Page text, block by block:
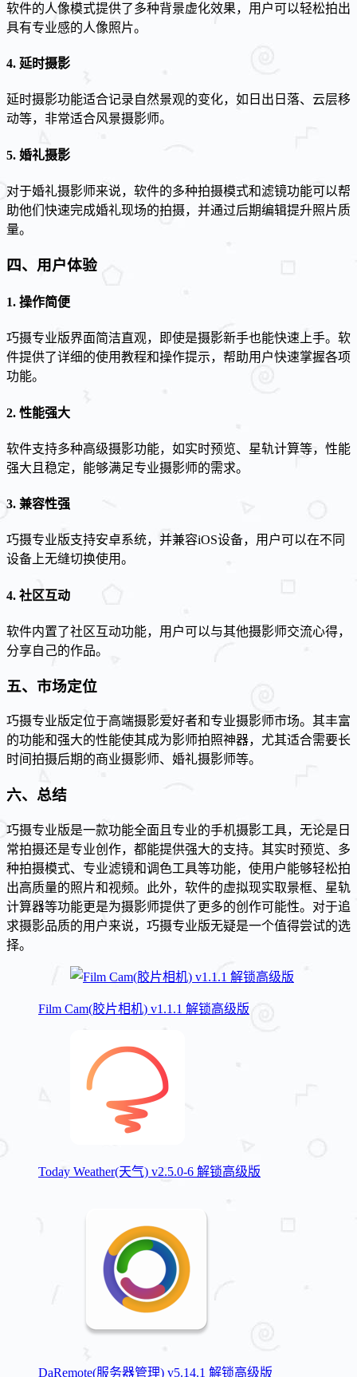
软件的人像模式提供了多种背景虚化效果，用户可以轻松拍出
具有专业感的人像照片。
4. 延时摄影
延时摄影功能适合记录自然景观的变化，如日出日落、云层移
动等，非常适合风景摄影师。
5. 婚礼摄影
对于婚礼摄影师来说，软件的多种拍摄模式和滤镜功能可以帮
助他们快速完成婚礼现场的拍摄，并通过后期编辑提升照片质
量。
四、用户体验
1. 操作简便
巧摄专业版界面简洁直观，即使是摄影新手也能快速上手。软
件提供了详细的使用教程和操作提示，帮助用户快速掌握各项
功能。
2. 性能强大
软件支持多种高级摄影功能，如实时预览、星轨计算等，性能
强大且稳定，能够满足专业摄影师的需求。
3. 兼容性强
巧摄专业版支持安卓系统，并兼容iOS设备，用户可以在不同
设备上无缝切换使用。
4. 社区互动
软件内置了社区互动功能，用户可以与其他摄影师交流心得，
分享自己的作品。
五、市场定位
巧摄专业版定位于高端摄影爱好者和专业摄影师市场。其丰富
的功能和强大的性能使其成为影师拍照神器，尤其适合需要长
时间拍摄后期的商业摄影师、婚礼摄影师等。
六、总结
巧摄专业版是一款功能全面且专业的手机摄影工具，无论是日
常拍摄还是专业创作，都能提供强大的支持。其实时预览、多
种拍摄模式、专业滤镜和调色工具等功能，使用户能够轻松拍
出高质量的照片和视频。此外，软件的虚拟现实取景框、星轨
计算器等功能更是为摄影师提供了更多的创作可能性。对于追
求摄影品质的用户来说，巧摄专业版无疑是一个值得尝试的选
择。
Film Cam(胶片相机) v1.1.1 解锁高级版
Today Weather(天气) v2.5.0-6 解锁高级版
DaRemote(服务器管理) v5.14.1 解锁高级版